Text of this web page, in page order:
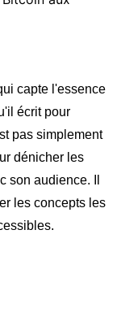
capte l'essence
écrit pour
pas simplement
dénicher les
son audience. Il
les concepts les